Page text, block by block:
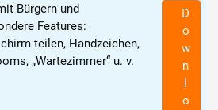
Bürgern und
Features:
teilen, Handzeichen,
„Wartezimmer“ u. v.
D
o
w
n
o